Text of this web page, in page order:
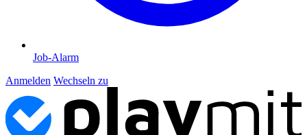
Job-Alarm
Anmelden Wechseln zu